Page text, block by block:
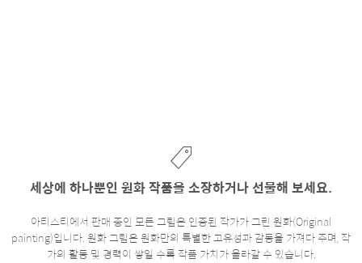
세상에 하나뿐인 원화 작품을 소장하거나 선물해 보세요.
아티스티에서 판매 중인 모든 그림은 인증된 작가가 그린 원화(Original
painting)입니다. 원화 그림은 원화만의 특별한 고유성과 감동을 가져다 주며, 작
가의 활동 및 경력이 쌓일 수록 작품 가치가 올라갈 수 있습니다.